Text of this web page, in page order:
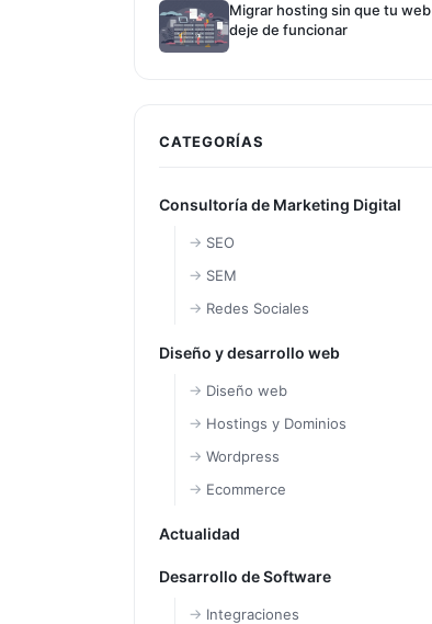
Migrar hosting sin que tu web
deje de funcionar
CATEGORÍAS
Consultoría de Marketing Digital
SEO
SEM
Redes Sociales
Diseño y desarrollo web
Diseño web
Hostings y Dominios
Wordpress
Ecommerce
Actualidad
Desarrollo de Software
Integraciones